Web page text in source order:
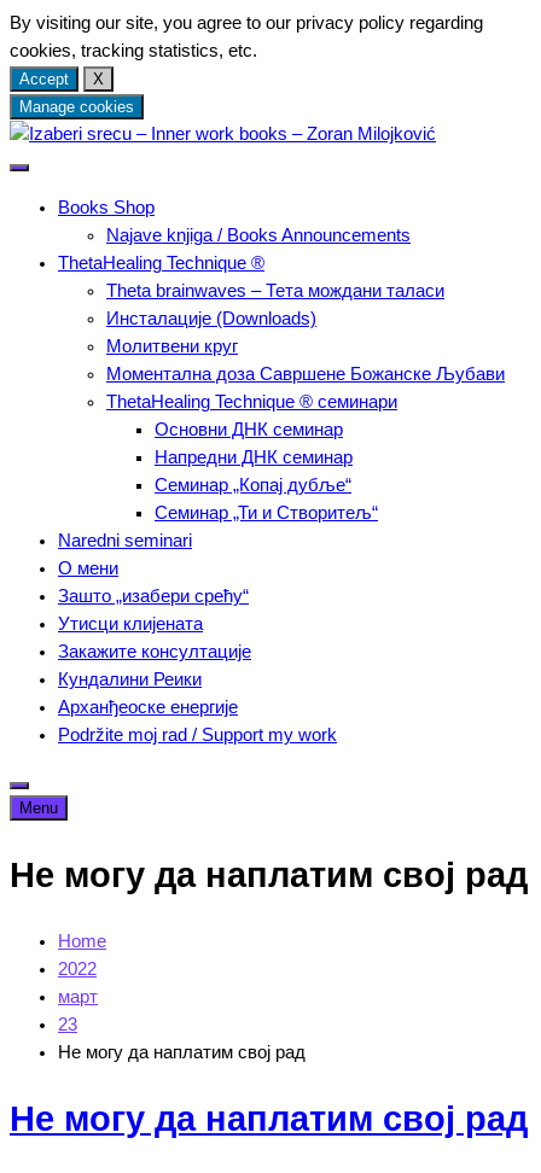
By visiting our site, you agree to our privacy policy regarding
cookies, tracking statistics, etc.
Accept
X
Manage cookies
Skip
to
Izaberi srecu – Inner work
books – Zoran Milojković
пишем, искуства и препоруке коришћења енергетских метода
исцељивања – ThetaHealing-a, Кундалини Реики и
Арханђеоских енергија.
Books Shop
Najave knjiga / Books Announcements
ThetaHealing Technique ®
Тheta brainwaves – Тета мождани таласи
Инсталације (Downloads)
Молитвени круг
Моментална доза Савршене Божанске Љубави
ThetaHealing Technique ® семинари
Основни ДНК семинар
Напредни ДНК семинар
Семинар „Копај дубље“
Семинар „Ти и Створитељ“
Naredni seminari
О мени
Зашто „изабери срећу“
Утисци клијената
Закажите консултације
Кундалини Реики
Арханђеоске енергије
Podržite moj rad / Support my work
Menu
Не могу да наплатим свој рад
Home
2022
март
23
Не могу да наплатим свој рад
Не могу да наплатим свој рад